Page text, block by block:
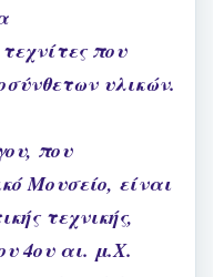
που
υλικών.
που
Μουσείο, είναι
τεχνικής,
4ου αι. μ.Χ.